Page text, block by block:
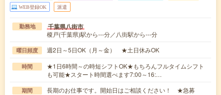
WEB登録OK 派遣
勤務地 千葉県八街市
榎戸(千葉県)駅から---分／八街駅から---分
曜日頻度 週2日～5日OK（月～金） ★土日休みOK
時間
★1日6時間～の時短シフトOK★もちろんフルタイムシフト
も可能★スタート時間選べます7:00～16:…
期間 長期のお仕事です。開始日はご相談ください！ ★急募